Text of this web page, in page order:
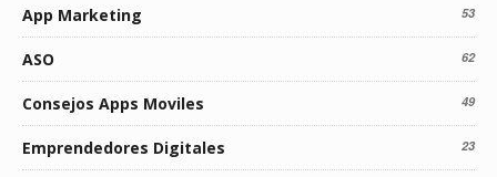
App Marketing 53
ASO 62
Consejos Apps Moviles 49
Emprendedores Digitales 23